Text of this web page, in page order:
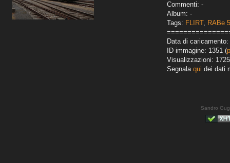
Commenti: -
Album: -
Tags: FLIRT, RABe
Data di caricamento:
ID immagine: 1351 (
Visualizzazioni: 1725
Segnala qui dei dati
Sandro